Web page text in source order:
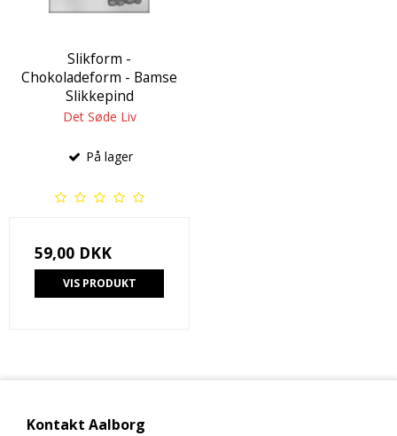
Slikform -
Chokoladeform - Bamse
Slikkepind
Det Søde Liv
På lager
59,00 DKK
VIS PRODUKT
Kontakt Aalborg